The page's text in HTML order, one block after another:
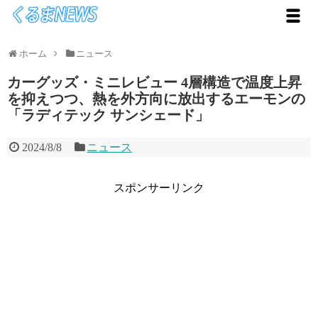
ホーム ニュース
カーグッズ・ミニレビュー 4層構造で温度上昇
を抑えつつ、熱を外方向に放出するエーモンの
「ラディテック サンシェード」
2024/8/8 ニュース
スポンサーリンク